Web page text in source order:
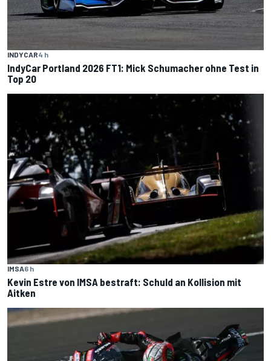
INDYCAR4 h
IndyCar Portland 2026 FT1: Mick Schumacher ohne Test in
Top 20
IMSA6 h
Kevin Estre von IMSA bestraft: Schuld an Kollision mit
Aitken